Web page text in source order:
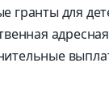
гранты для